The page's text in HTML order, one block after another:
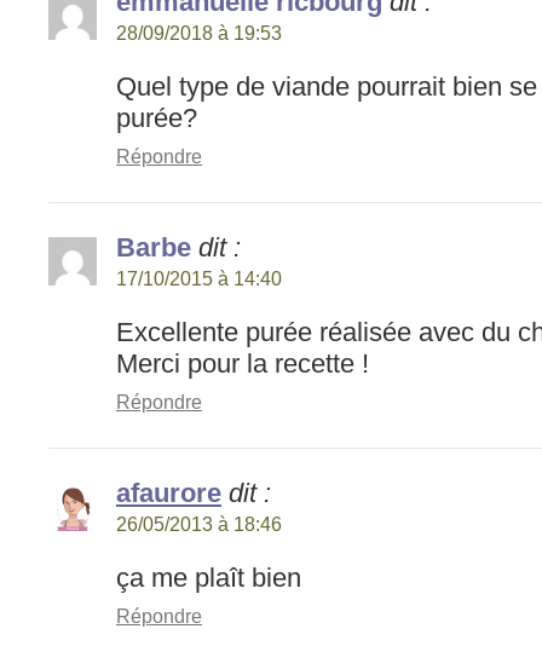
28/09/2018 à 19:53
Quel type de viande pourrait bien
purée?
Répondre
Barbe dit :
17/10/2015 à 14:40
Excellente purée réalisée avec du
Merci pour la recette !
Répondre
afaurore dit :
26/05/2013 à 18:46
ça me plaît bien
Répondre